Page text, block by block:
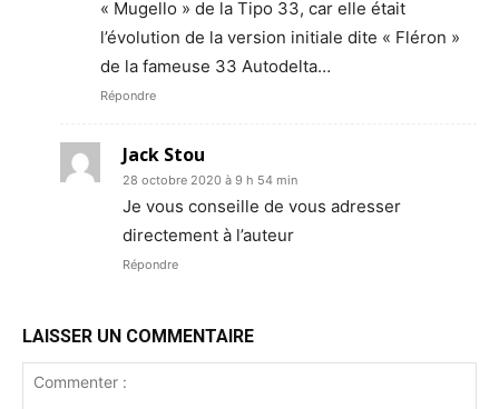
« Mugello » de la Tipo 33, car elle était
l’évolution de la version initiale dite « Fléron »
de la fameuse 33 Autodelta…
Répondre
Jack Stou
28 octobre 2020 à 9 h 54 min
Je vous conseille de vous adresser
directement à l’auteur
Répondre
LAISSER UN COMMENTAIRE